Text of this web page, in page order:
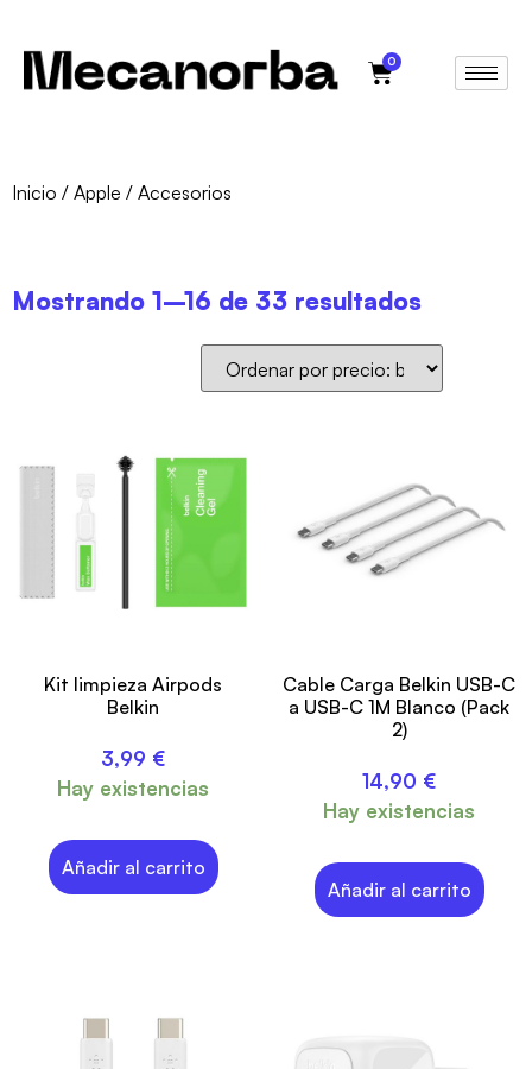
0
Inicio / Apple / Accesorios
Mostrando 1–16 de 33 resultados
Kit limpieza Airpods
Belkin
3,99 €
Hay existencias
Añadir al carrito
Cable Carga Belkin USB-C
a USB-C 1M Blanco (Pack
2)
14,90 €
Hay existencias
Añadir al carrito